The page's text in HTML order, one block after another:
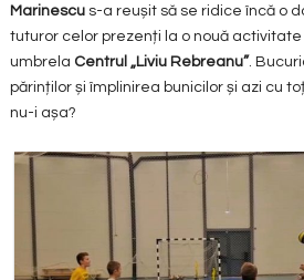
Marinescus-a reușit să se ridice încă o
tuturor celor prezenți la o nouă
umbrela Centrul „Liviu Rebreanu”.
părinților și împlinirea bunicilor și azi cu
nu-i așa?